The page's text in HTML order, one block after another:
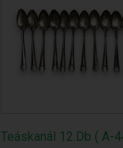
Teáskanál 12.Db ( A-